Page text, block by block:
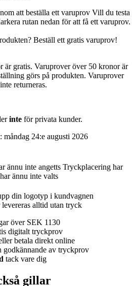
att beställa ett varuprov Vill du testa
rutan nedan för att få ett varuprov.
Beställ ett gratis varuprov!
är gratis. Varuprover över 50 kronor är
görs på produkten. Varuprover
returneras.
inte för privata kunder.
måndag 24:e augusti 2026
ännu inte angetts Tryckplacering har
ännu inte valts
din logotyp i kundvagnen
alltid utan tryck
över SEK 1130
digitalt tryckprov
betala direkt online
godkännande av tryckprov
tack vare dig
gillar